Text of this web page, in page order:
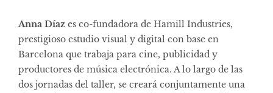
Anna Díaz es co-fundadora de Hamill Industries,
prestigioso estudio visual y digital con base en
Barcelona que trabaja para cine, publicidad y
productores de música electrónica. A lo largo de las
dos jornadas del taller, se creará conjuntamente una